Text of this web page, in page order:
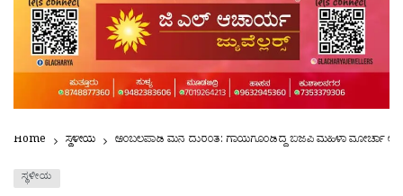
Home ಸ್ಥಳೀಯ ಅಂಬಲಪಾಡಿ ಮನೆ ದುರಂತ: ಗಾಯಗೊಂಡಿದ್ದ ಬಿಜೆಪಿ ಮಹಿಳಾ ಮೋರ್ಚಾ
ಸ್ಥಳೀಯ